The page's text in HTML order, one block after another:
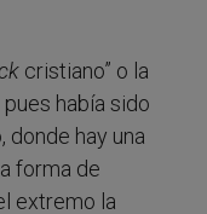
cristiano” o la
pues había sido
hay una
forma de
extremo la